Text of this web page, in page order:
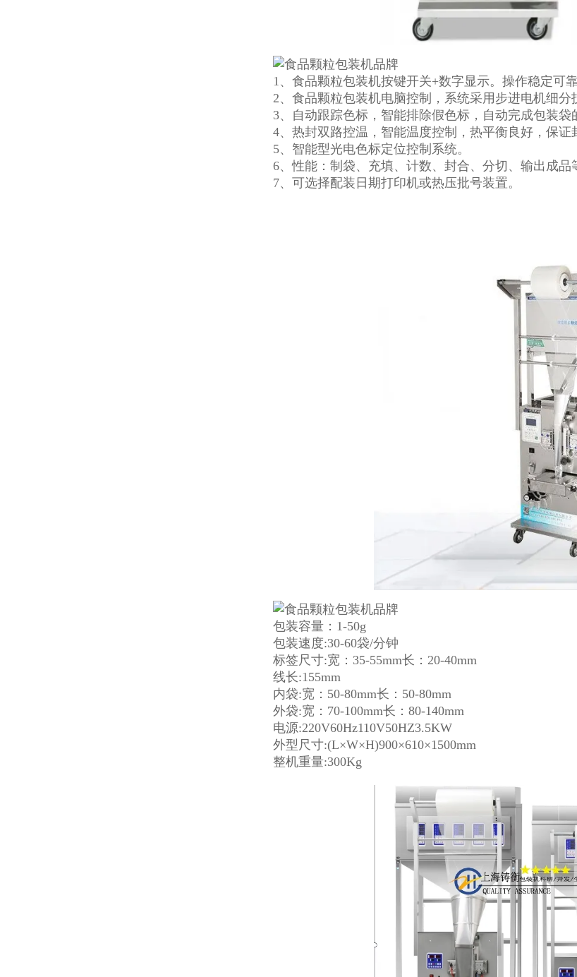
1、食品颗粒包装机按键开关+数字显示。操作稳定可靠
2、食品颗粒包装机电脑控制，系统采用步进电机细分
3、自动跟踪色标，智能排除假色标，自动完成包装袋
4、热封双路控温，智能温度控制，热平衡良好，保证
5、智能型光电色标定位控制系统。
6、性能：制袋、充填、计数、封合、分切、输出成品
7、可选择配装日期打印机或热压批号装置。
包装容量：1-50g
包装速度:30-60袋/分钟
标签尺寸:宽：35-55mm长：20-40mm
线长:155mm
内袋:宽：50-80mm长：50-80mm
外袋:宽：70-100mm长：80-140mm
电源:220V60Hz110V50HZ3.5KW
外型尺寸:(L×W×H)900×610×1500mm
整机重量:300Kg